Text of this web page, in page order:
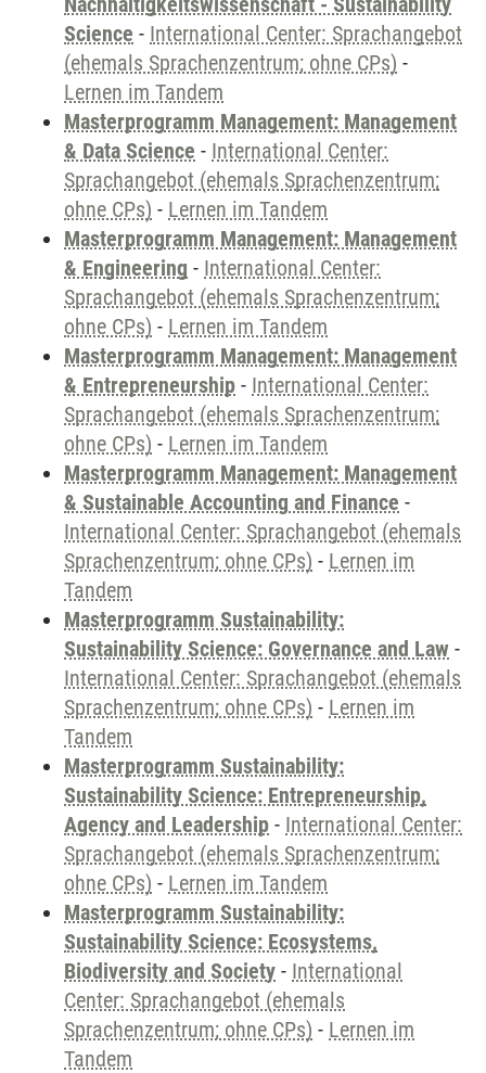
Science - International Center: Sprachangebot
(ehemals Sprachenzentrum; ohne CPs) -
Lernen im Tandem
Masterprogramm Management: Management
& Data Science - International Center:
Sprachangebot (ehemals Sprachenzentrum;
ohne CPs) - Lernen im Tandem
Masterprogramm Management: Management
& Engineering - International Center:
Sprachangebot (ehemals Sprachenzentrum;
ohne CPs) - Lernen im Tandem
Masterprogramm Management: Management
& Entrepreneurship - International Center:
Sprachangebot (ehemals Sprachenzentrum;
ohne CPs) - Lernen im Tandem
Masterprogramm Management: Management
& Sustainable Accounting and Finance -
International Center: Sprachangebot (ehemals
Sprachenzentrum; ohne CPs) - Lernen im
Tandem
Masterprogramm Sustainability:
Sustainability Science: Governance and Law -
International Center: Sprachangebot (ehemals
Sprachenzentrum; ohne CPs) - Lernen im
Tandem
Masterprogramm Sustainability:
Sustainability Science: Entrepreneurship,
Agency and Leadership - International Center:
Sprachangebot (ehemals Sprachenzentrum;
ohne CPs) - Lernen im Tandem
Masterprogramm Sustainability:
Sustainability Science: Ecosystems,
Biodiversity and Society - International
Center: Sprachangebot (ehemals
Sprachenzentrum; ohne CPs) - Lernen im
Tandem